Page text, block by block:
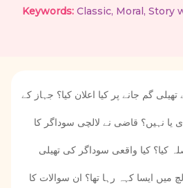
Keywords: Classic, Moral, Story
گم جانے پر کیا اعلان کیا؟ جہاز کے
یا نہیں؟ قاضی نے لالچی سوداگر کا
کیا؟ کیا واقعی سوداگر کی تھیلی
میں ایسا کہہ رہا تھا؟ ان سوالات کا